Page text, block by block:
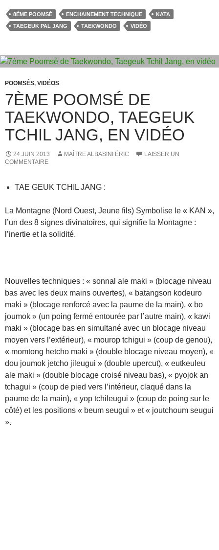
c
e
o
o
k
st
o
o
n
ail ta
g
8ÈME POOMSÉ ENCHAINEMENT TECHNIQUE
KATA
TAEGEUK PAL JANG
TAEKWONDO VIDÉO
POOMSÉS, VIDÉOS
7ÈME POOMSÉ DE
TAEKWONDO, TAEGEUK
TCHIL JANG, EN VIDÉO
24 JUIN 2013 MAÎTRE ALBASINI ÉRIC
LAISSER UN
COMMENTAIRE
TAE GEUK TCHIL JANG :
La Montagne (Nord Ouest, Jeune fils) Symbolise le « KAN »,
l’un des 8 signes divinatoires, qui signifie la Montagne :
l’inertie et la solidité.
Nouvelles techniques : « sonnal ale maki » (blocage niveau
bas avec les deux mains ouvertes), « batangson kodeuro
maki » (blocage renforcé avec la paume de la main), « bo
joumok » (un poing fermé entourée par l’autre main), « kawi
maki » (blocage bas en simultané avec un blocage niveau
moyen vers l’extérieur), « mourop tchigui » (coup de genou),
« momtong hetcho maki » (double blocage niveau moyen), «
dou joumok jetcho jileugui » (double upercut), « eutkeuleu
ale maki » (double blocage croisé niveau bas), « pyojok an
tchagui » (coup de pied vers l’intérieur, claqué dans la
paume de la main), « yop tchileugui » (coup de poing sur le
côté) et les positions « beum seugui » et « joutchoum seugui
».